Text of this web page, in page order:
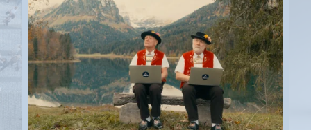
Anwil
Appenzell
Au SG
Baar
Baden
Balsthal
Balzers